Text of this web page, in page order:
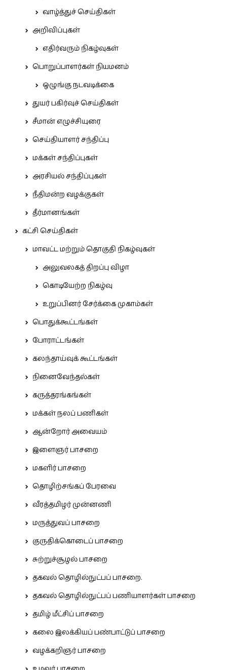
வாழ்த்துச் செய்திகள்
அறிவிப்புகள்
எதிர்வரும் நிகழ்வுகள்
பொறுப்பாளர்கள் நியமனம்
ஒழுங்கு நடவடிக்கை
துயர் பகிர்வுச் செய்திகள்
சீமான் எழுச்சியுரை
செய்தியாளர் சந்திப்பு
மக்கள் சந்திப்புகள்
அரசியல் சந்திப்புகள்
நீதிமன்ற வழக்குகள்
தீர்மானங்கள்
கட்சி செய்திகள்
மாவட்ட மற்றும் தொகுதி நிகழ்வுகள்
அலுவலகத் திறப்பு விழா
கொடியேற்ற நிகழ்வு
உறுப்பினர் சேர்க்கை முகாம்கள்
பொதுக்கூட்டங்கள்
போராட்டங்கள்
கலந்தாய்வுக் கூட்டங்கள்
நினைவேந்தல்கள்
கருத்தரங்கங்கள்
மக்கள் நலப் பணிகள்
ஆன்றோர் அவையம்
இளைஞர் பாசறை
மகளிர் பாசறை
தொழிற்சங்கப் பேரவை
வீரத்தமிழர் முன்னணி
மருத்துவப் பாசறை
குருதிக்கொடைப் பாசறை
சுற்றுச்சூழல் பாசறை
தகவல் தொழில்நுட்பப் பாசறை.
தகவல் தொழில்நுட்பப் பணியாளர்கள் பாசறை
தமிழ் மீட்சிப் பாசறை
கலை இலக்கியப் பண்பாட்டுப் பாசறை
வழக்கறிஞர் பாசறை